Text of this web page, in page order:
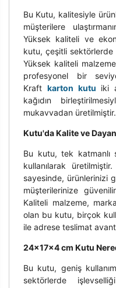
Bu Kutu, kalitesiyle
müşterilere
Yüksek kaliteli ve
kutu, çeşitli sektörlerde
Yüksek kaliteli
profesyonel bir
Kraft karton kutu iki
kağıdın
mukavvadan üretilmiştir.
Kutu'da Kalite ve
Bu kutu, tek katmanlı
kullanılarak
sayesinde, ürünlerinizi
müşterilerinize
Kaliteli malzeme,
olan bu kutu, birçok
ile adrese teslimat
24x17x4 cm Kutu
Bu kutu, geniş
sektörlerde